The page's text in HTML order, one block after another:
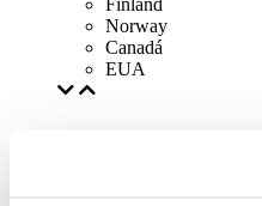
Finland
Norway
Canadá
EUA